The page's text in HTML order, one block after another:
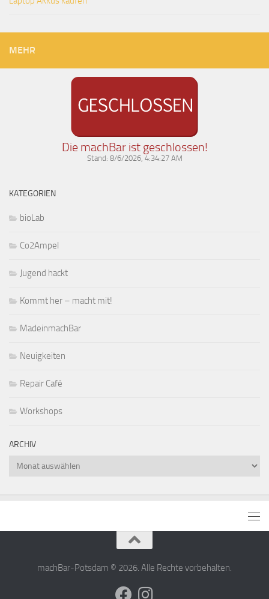
MEHR
Die machBar ist geschlossen!
Stand: 8/6/2026, 4:34:27 AM
KATEGORIEN
bioLab
Co2Ampel
Jugend hackt
Kommt her – macht mit!
MadeinmachBar
Neuigkeiten
Repair Café
Workshops
ARCHIV
Archiv
machBar-Potsdam © 2026. Alle Rechte vorbehalten.